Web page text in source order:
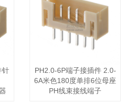
针
PH2.0-6P端子接插件 2.0-
6A米色180度单排6位母座
PH线束接线端子